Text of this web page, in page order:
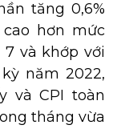
tăng 0,6%
hơn mức
và khớp với
năm 2022,
và CPI toàn
tháng vừa